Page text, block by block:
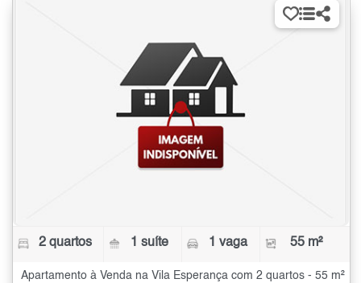
2 quartos 1 suíte 1 vaga 55 m²
Apartamento à Venda na Vila Esperança com 2 quartos - 55 m²